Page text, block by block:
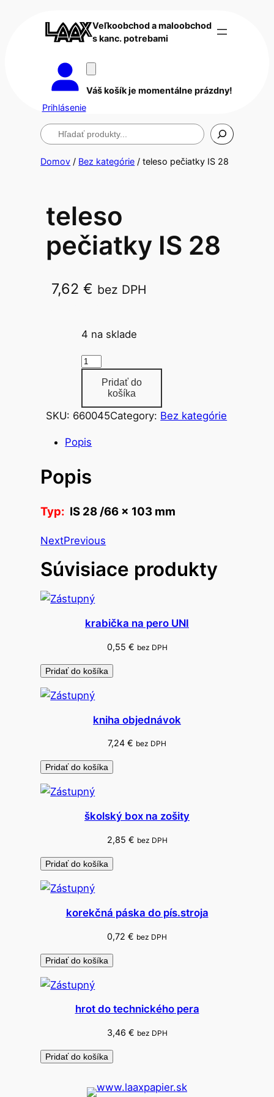
Veľkoobchod a maloobchod
s kanc. potrebami
Prihlásenie
Váš košík je momentálne prázdny!
Hľadanie
Domov / Bez kategórie / teleso pečiatky IS 28
teleso
pečiatky IS 28
7,62€ bez DPH
4 na sklade
m
ž
s
t
o
t
l
e
o
e
t
k
y
8
Pridať do
košíka
SKU: 660045Category: Bez kategórie
Popis
Popis
Typ: IS 28 /66 x 103 mm
NextPrevious
Súvisiace produkty
krabička na pero UNI
0,55 € bez DPH
Pridať do košíka
kniha objednávok
7,24 € bez DPH
Pridať do košíka
školský box na zošity
2,85 € bez DPH
Pridať do košíka
korekčná páska do pís.stroja
0,72 € bez DPH
Pridať do košíka
hrot do technického pera
3,46 € bez DPH
Pridať do košíka